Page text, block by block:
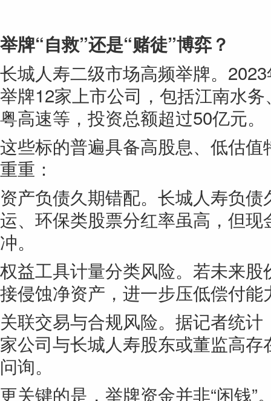
举牌“自救”还是“赌徒”博弈？
长城人寿二级市场高频举牌。
举牌12家上市公司，包括江南水
粤高速等，投资总额超过50亿元。
这些标的普遍具备高股息、低估
重重：
资产负债久期错配。长城人寿负
运、环保类股票分红率虽高，但
冲。
权益工具计量分类风险。若未来
接侵蚀净资产，进一步压低偿付能
关联交易与合规风险。据记者统
家公司与长城人寿股东或董监高
问询。
更关键的是，举牌资金并非“闲钱”